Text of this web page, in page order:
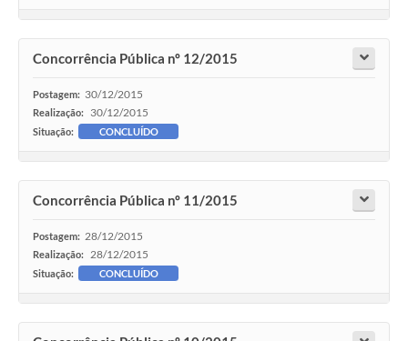
Concorrência Pública nº 12/2015
Postagem: 30/12/2015
Realização: 30/12/2015
Situação: CONCLUÍDO
Concorrência Pública nº 11/2015
Postagem: 28/12/2015
Realização: 28/12/2015
Situação: CONCLUÍDO